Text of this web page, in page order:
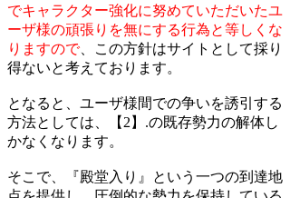
でキャラクター強化に努めていただいたユ
ーザ様の頑張りを無にする行為と等しくな
りますので、この方針はサイトとして採り
得ないと考えております。
となると、ユーザ様間での争いを誘引する
方法としては、【2】.の既存勢力の解体し
かなくなります。
そこで、『殿堂入り』という一つの到達地